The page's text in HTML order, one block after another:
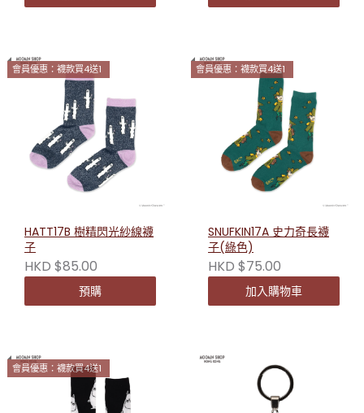
會員優惠：襪款買4送1
HATT17B 樹精閃光紗線襪
子
HKD $85.00
預購
會員優惠：襪款買4送1
SNUFKIN17A 史力奇長襪
子(綠色)
HKD $75.00
加入購物車
會員優惠：襪款買4送1